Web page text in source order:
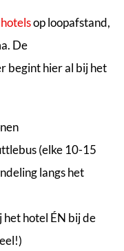
op loopafstand,
De
begint hier al bij het
(elke 10-15
langs het
hotel ÉN bij de